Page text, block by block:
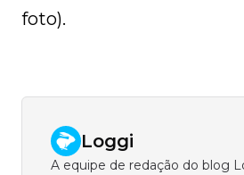
foto).
Loggi
A equipe de redação do blog